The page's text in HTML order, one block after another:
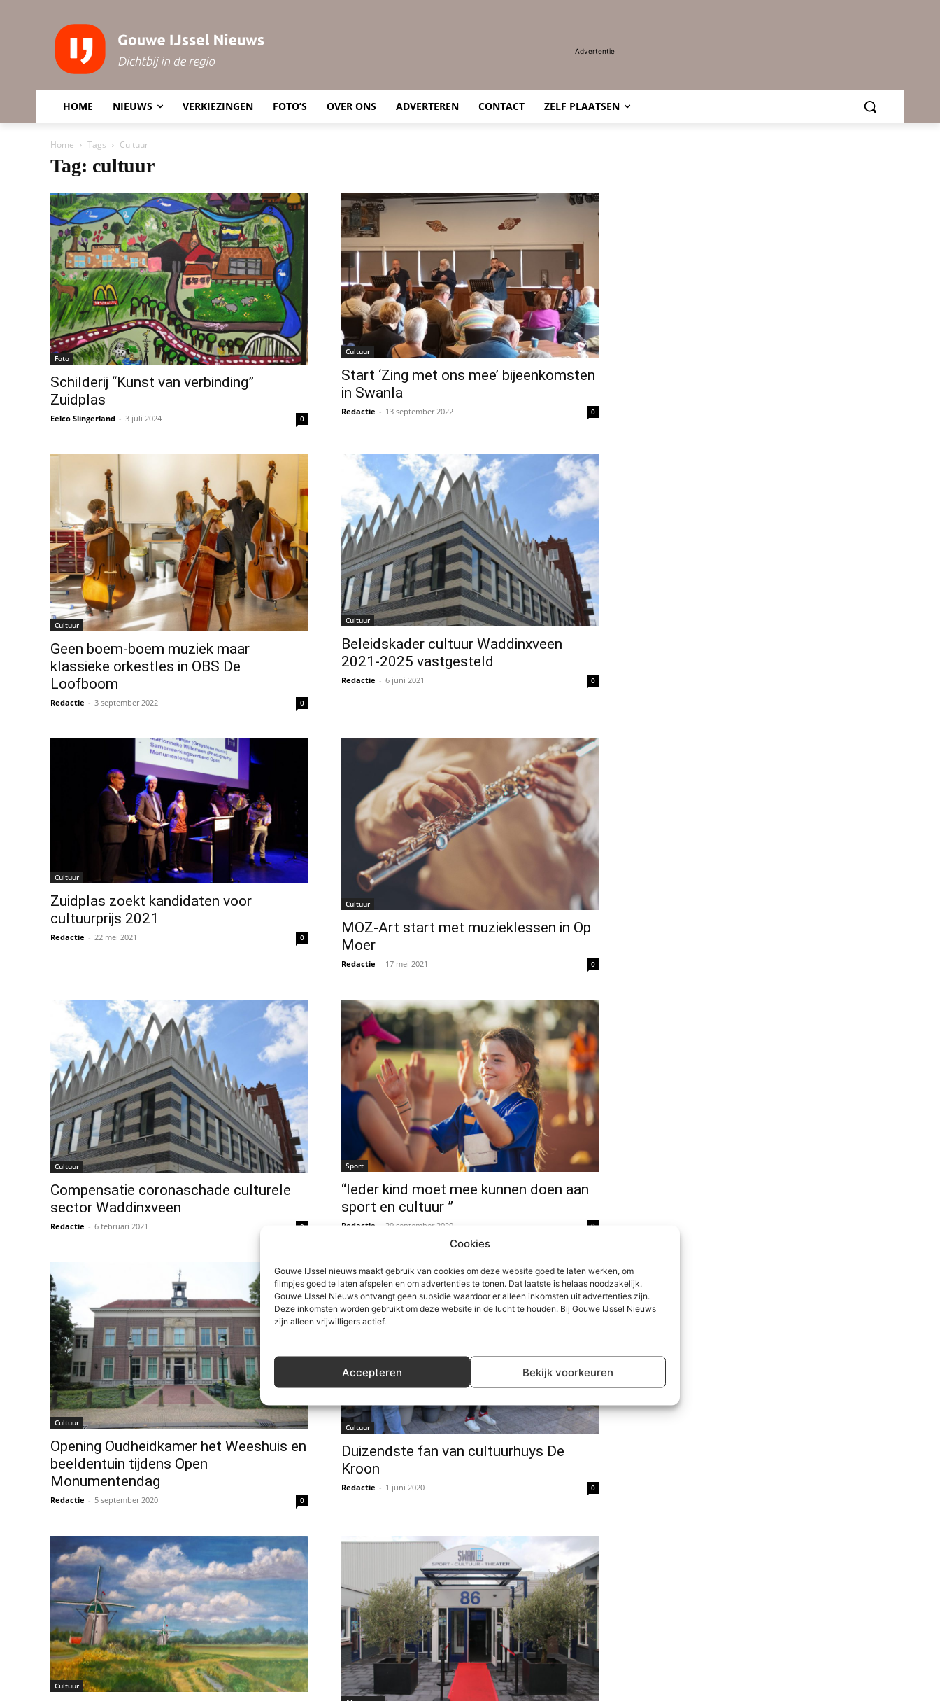
Cookies
Gouwe IJssel nieuws maakt gebruik van cookies om deze website goed te laten werken, om
filmpjes goed te laten afspelen en om advertenties te tonen. Dat laatste is helaas noodzakelijk.
Gouwe IJssel Nieuws ontvangt geen subsidie waardoor er alleen inkomsten uit advertenties zijn.
Deze inkomsten worden gebruikt om deze website in de lucht te houden. Bij Gouwe IJssel Nieuws
zijn alleen vrijwilligers actief.
Accepteren Bekijk voorkeuren
Advertentie
HOME NIEUWS VERKIEZINGEN FOTO’S OVER ONS ADVERTEREN CONTACT ZELF PLAATSEN
Home Tags Cultuur
Tag: cultuur
Foto
Schilderij “Kunst van verbinding”
Zuidplas
Eelco Slingerland - 3 juli 2024 0
Cultuur
Start ‘Zing met ons mee’ bijeenkomsten
in Swanla
Redactie - 13 september 2022 0
Cultuur
Geen boem-boem muziek maar
klassieke orkestles in OBS De
Loofboom
Redactie - 3 september 2022 0
Cultuur
Beleidskader cultuur Waddinxveen
2021-2025 vastgesteld
Redactie - 6 juni 2021 0
Cultuur
Zuidplas zoekt kandidaten voor
cultuurprijs 2021
Redactie - 22 mei 2021 0
Cultuur
MOZ-Art start met muzieklessen in Op
Moer
Redactie - 17 mei 2021 0
Cultuur
Compensatie coronaschade culturele
sector Waddinxveen
Redactie - 6 februari 2021 0
Sport
“Ieder kind moet mee kunnen doen aan
sport en cultuur ”
Redactie 29 september 2020 0
Cultuur
Opening Oudheidkamer het Weeshuis en
beeldentuin tijdens Open
Monumentendag
Redactie - 5 september 2020 0
Cultuur
Duizendste fan van cultuurhuys De
Kroon
Redactie - 1 juni 2020 0
Cultuur